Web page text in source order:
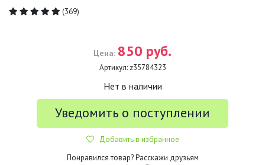
(369)
Цена: 850 руб.
Артикул: z35784323
Нет в наличии
Уведомить о поступлении
Добавить в избранное
Понравился товар? Расскажи друзьям